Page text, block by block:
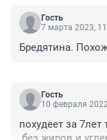
Гость
7 марта 2023,
Бредятина.
Гость
10 февраля
похудеет за